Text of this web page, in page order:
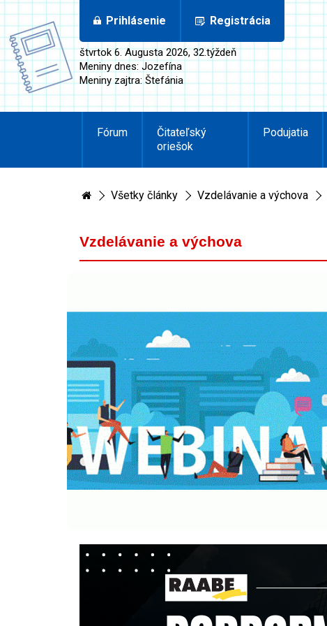
Prihlásenie Registrácia
štvrtok 6. Augusta 2026, 32.týždeň
Meniny dnes: Jozefína
Meniny zajtra: Štefánia
Fórum
Čitateľský
oriešok
Podujatia
Všetky články Vzdelávanie a výchova
Vzdelávanie a výchova